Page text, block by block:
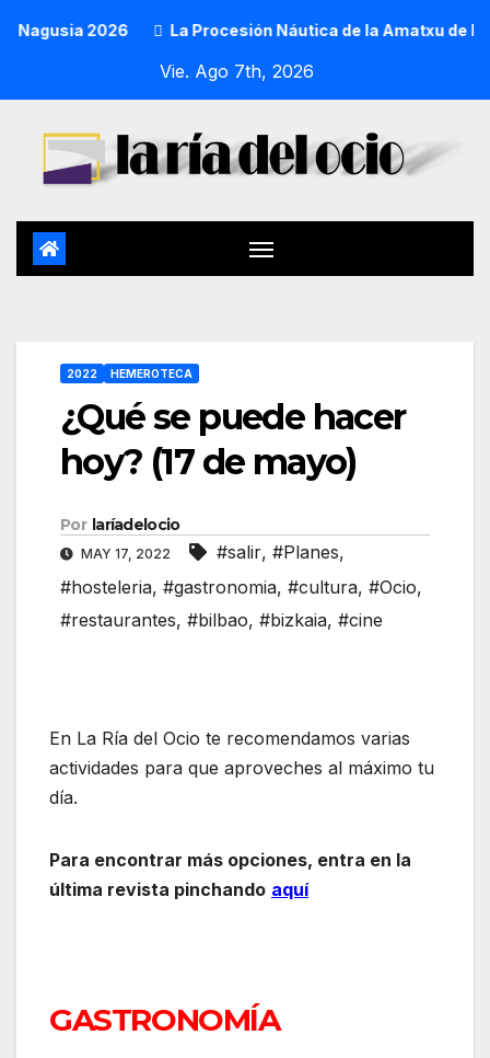
2026 La Procesión Náutica de la Amatxu de
Vie. Ago 7th, 2026
2022 HEMEROTECA
¿Qué se puede hacer
hoy? (17 de mayo)
Por laríadelocio
MAY 17, 2022 #salir, #Planes,
#hosteleria, #gastronomia, #cultura, #Ocio,
#restaurantes, #bilbao, #bizkaia, #cine
En La Ría del Ocio te recomendamos varias
actividades para que aproveches al máximo tu
día.
Para encontrar más opciones, entra en la
última revista pinchando aquí
GASTRONOMÍA